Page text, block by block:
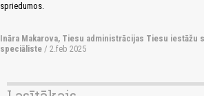
spriedumos.
Ināra Makarova, Tiesu administrācijas Tiesu iestāžu
speciāliste / 2.feb 2025